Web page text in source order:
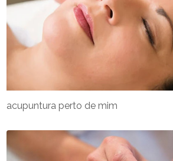
acupuntura perto de mim